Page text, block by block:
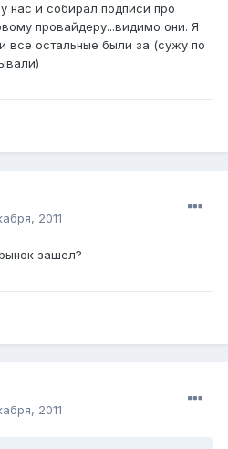
нас и собирал подписи про
провайдеру...видимо они. Я
все остальные были за (сужу по
2011
зашел?
2011